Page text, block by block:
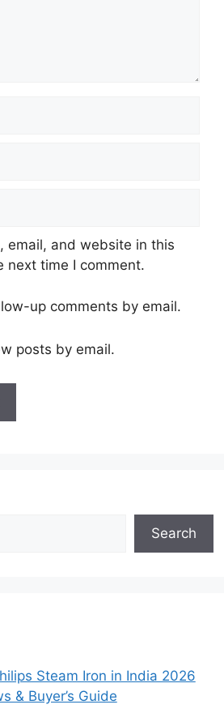
email, and website in this
next time I comment.
up comments by email.
posts by email.
Search
Steam Iron in India 2026
& Buyer’s Guide